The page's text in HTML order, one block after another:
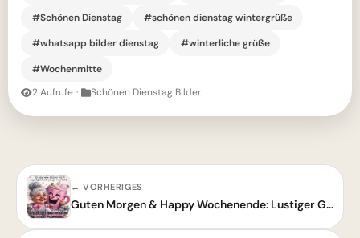
#Schönen Dienstag
#schönen dienstag wintergrüße
#whatsapp bilder dienstag
#winterliche grüße
#Wochenmitte
2 Aufrufe · Schönen Dienstag Bilder
← VORHERIGES
Guten Morgen & Happy Wochenende: Lustiger Gruß für einen tollen Start!